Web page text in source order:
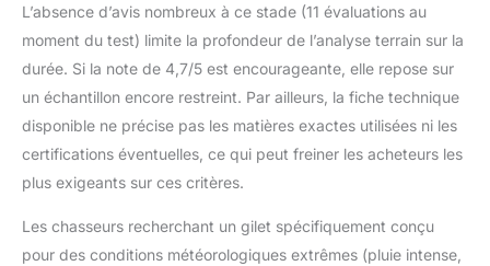
L’absence d’avis nombreux à ce stade (11 évaluations au
moment du test) limite la profondeur de l’analyse terrain sur la
durée. Si la note de 4,7/5 est encourageante, elle repose sur
un échantillon encore restreint. Par ailleurs, la fiche technique
disponible ne précise pas les matières exactes utilisées ni les
certifications éventuelles, ce qui peut freiner les acheteurs les
plus exigeants sur ces critères.
Les chasseurs recherchant un gilet spécifiquement conçu
pour des conditions météorologiques extrêmes (pluie intense,